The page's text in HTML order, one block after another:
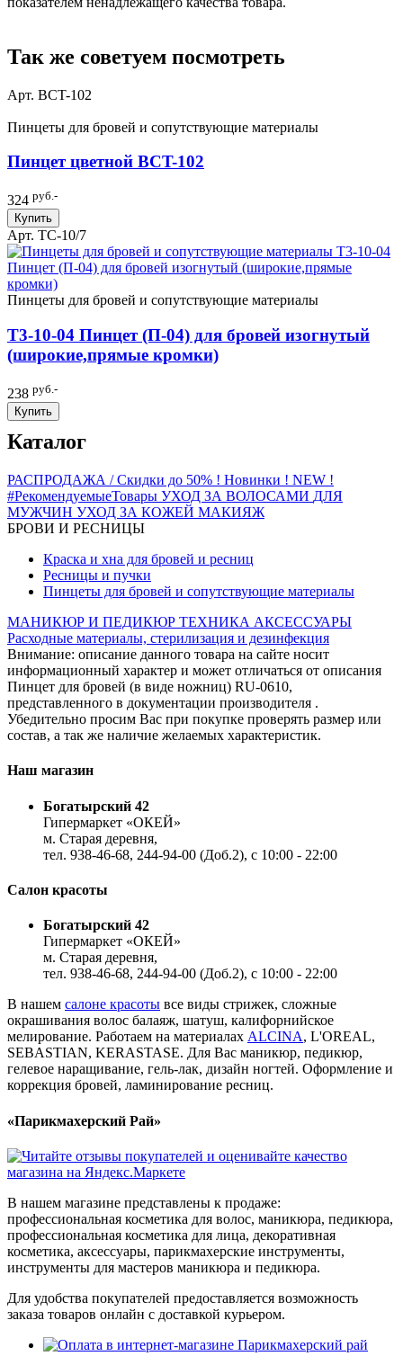
Так же советуем посмотреть
Арт. BCT-102
Пинцеты для бровей и сопутствующие материалы
Пинцет цветной BCT-102
324 руб.-
Купить
Арт. TC-10/7
Пинцеты для бровей и сопутствующие материалы
T3-10-04 Пинцет (П-04) для бровей изогнутый
(широкие,прямые кромки)
238 руб.-
Купить
Каталог
РАСПРОДАЖА / Скидки до 50% ! Новинки ! NEW !
#РекомендуемыеТовары УХОД ЗА ВОЛОСАМИ ДЛЯ
МУЖЧИН УХОД ЗА КОЖЕЙ МАКИЯЖ
БРОВИ И РЕСНИЦЫ
Краска и хна для бровей и ресниц
Ресницы и пучки
Пинцеты для бровей и сопутствующие материалы
МАНИКЮР И ПЕДИКЮР ТЕХНИКА АКСЕССУАРЫ
Расходные материалы, стерилизация и дезинфекция
Внимание: описание данного товара на сайте носит
информационный характер и может отличаться от описания
Пинцет для бровей (в виде ножниц) RU-0610,
представленного в документации производителя .
Убедительно просим Вас при покупке проверять размер или
состав, а так же наличие желаемых характеристик.
Наш магазин
Богатырский 42
Гипермаркет «ОКЕЙ»
м. Старая деревня,
тел. 938-46-68, 244-94-00 (Доб.2), c 10:00 - 22:00
Салон красоты
Богатырский 42
Гипермаркет «ОКЕЙ»
м. Старая деревня,
тел. 938-46-68, 244-94-00 (Доб.2), c 10:00 - 22:00
В нашем салоне красоты все виды стрижек, сложные
окрашивания волос балаяж, шатуш, калифорнийское
мелирование. Работаем на материалах ALCINA, L'OREAL,
SEBASTIAN, KERASTASE. Для Вас маникюр, педикюр,
гелевое наращивание, гель-лак, дизайн ногтей. Оформление и
коррекция бровей, ламинирование ресниц.
«Парикмахерский Рай»
В нашем магазине представлены к продаже:
профессиональная косметика для волос, маникюра, педикюра,
профессиональная косметика для лица, декоративная
косметика, аксессуары, парикмахерские инструменты,
инструменты для мастеров маникюра и педикюра.
Для удобства покупателей предоставляется возможность
заказа товаров онлайн с доставкой курьером.